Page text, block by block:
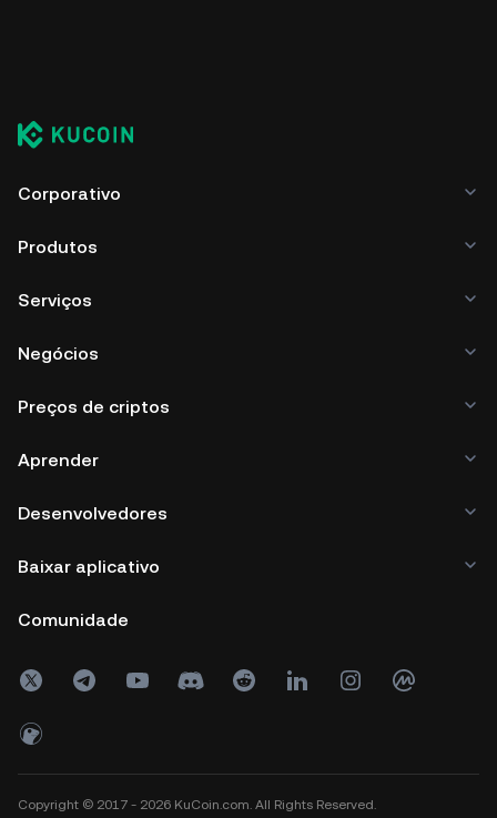
Corporativo
Produtos
Serviços
Negócios
Preços de criptos
Aprender
Desenvolvedores
Baixar aplicativo
Comunidade
Copyright © 2017 - 2026 KuCoin.com. All Rights Reserved.